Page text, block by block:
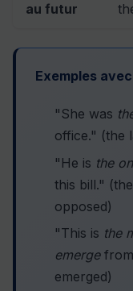
au futur
Exemples
"She was
office." (the
"He is the
this bill."
opposed)
"This is the
emergefrom
emerged)